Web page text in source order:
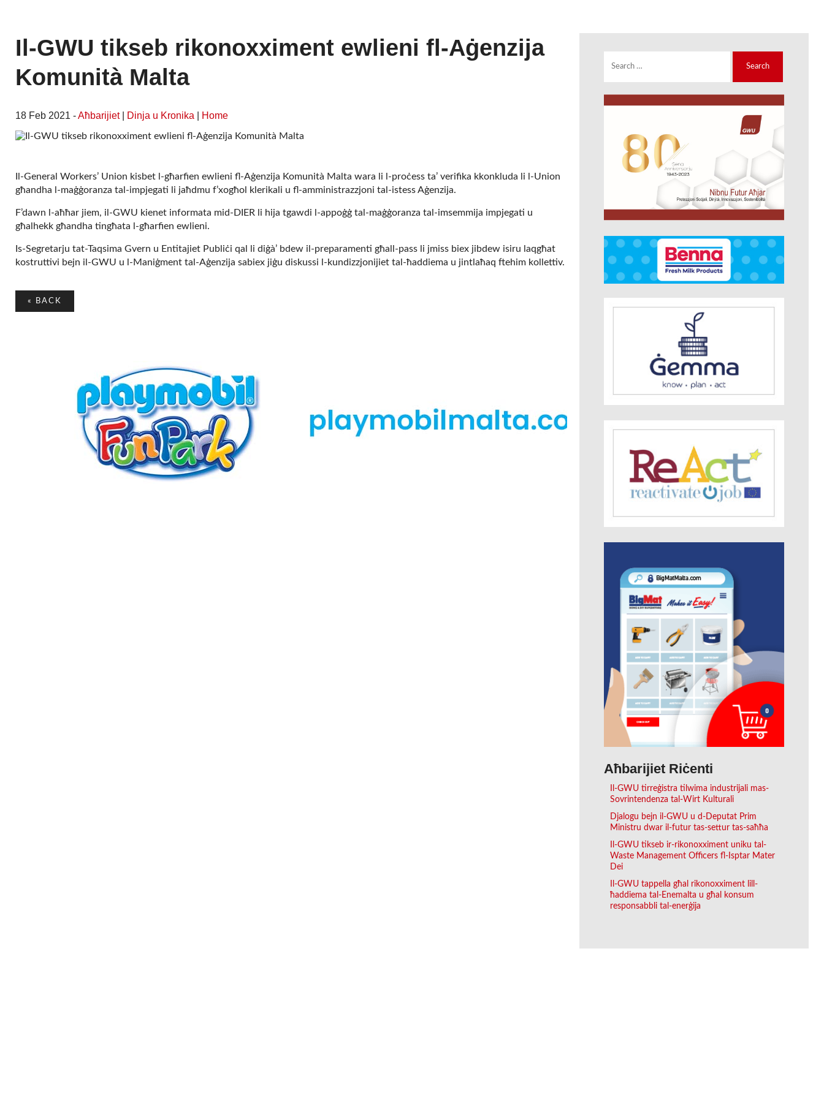
Il-GWU tikseb rikonoxximent ewlieni fl-Aġenzija
Komunità Malta
18 Feb 2021 -Aħbarijiet| Dinja u Kronika Home
Il-General Workers’ Union kisbet l-għarfien ewlieni fl-Aġenzija Komunità Malta wara li l-proċess ta’ verifika kkonkluda li l-Union
għandha l-maġġoranza tal-impjegati li jaħdmu f’xogħol klerikali u fl-amministrazzjoni tal-istess Aġenzija.
F’dawn l-aħħar jiem, il-GWU kienet informata mid-DIER li hija tgawdi l-appoġġ tal-maġġoranza tal-imsemmija impjegati u
għalhekk għandha tingħata l-għarfien ewlieni.
Is-Segretarju tat-Taqsima Gvern u Entitajiet Publiċi qal li diġà’ bdew il-preparamenti għall-pass li jmiss biex jibdew isiru laqgħat
kostruttivi bejn il-GWU u l-Maniġment tal-Aġenzija sabiex jiġu diskussi l-kundizzjonijiet tal-ħaddiema u jintlaħaq ftehim kollettiv.
« BACK
for:
Aħbarijiet Riċenti
Il-GWU tirreġistra tilwima industrijali mas-
Sovrintendenza tal-Wirt Kulturali
Djalogu bejn il-GWU u d-Deputat Prim
Ministru dwar il-futur tas-settur tas-saħħa
Il-GWU tikseb ir-rikonoxximent uniku tal-
Waste Management Officers fl-Isptar Mater
Dei
Il-GWU tappella għal rikonoxximent lill-
ħaddiema tal-Enemalta u għal konsum
responsabbli tal-enerġija